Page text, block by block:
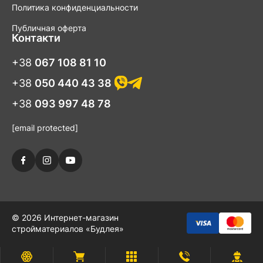
Политика конфиденциальности
Публичная оферта
Контакти
+38 067 108 81 10
+38 050 440 43 38
+38 093 997 48 78
[email protected]
© 2026 Интернет-магазин
стройматериалов «Будлея»